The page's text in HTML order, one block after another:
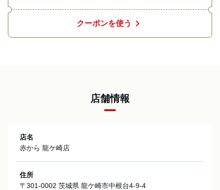
クーポンを使う chevron_right
店舗情報
店名
赤から 龍ケ崎店
住所
〒301-0002 茨城県 龍ケ崎市中根台4-9-4